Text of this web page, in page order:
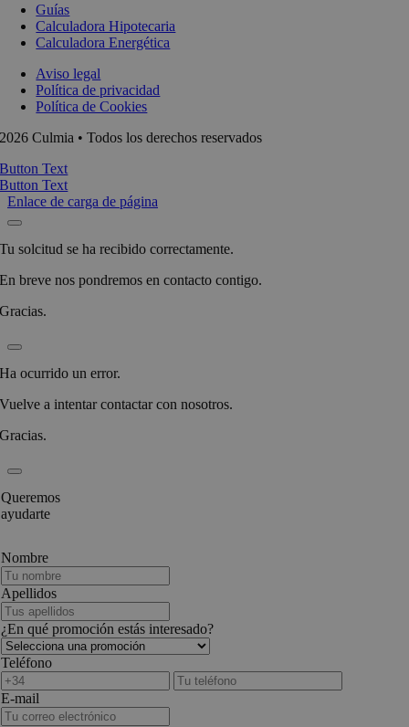
Guías
Calculadora Hipotecaria
Calculadora Energética
Aviso legal
Política de privacidad
Política de Cookies
2026 Culmia • Todos los derechos reservados
Button Text
Button Text
Enlace de carga de página
Tu solcitud se ha recibido correctamente.
En breve nos pondremos en contacto contigo.
Gracias.
Ha ocurrido un error.
Vuelve a intentar contactar con nosotros.
Gracias.
Queremos
ayudarte
Nombre
Apellidos
¿En qué promoción estás interesado?
Teléfono
E-mail